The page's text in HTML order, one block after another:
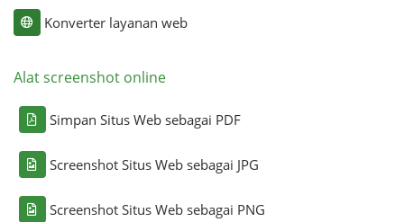
Konverter layanan web
Alat screenshot online
Simpan Situs Web sebagai PDF
Screenshot Situs Web sebagai JPG
Screenshot Situs Web sebagai PNG